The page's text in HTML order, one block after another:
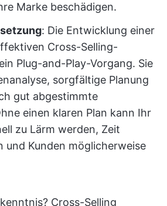
Marke beschädigen.
: Die Entwicklung einer
Cross-Selling-
Plug-and-Play-Vorgang. Sie
sorgfältige Planung
gut abgestimmte
einen klaren Plan kann Ihr
zu Lärm werden, Zeit
und Kunden möglicherweise
Cross-Selling